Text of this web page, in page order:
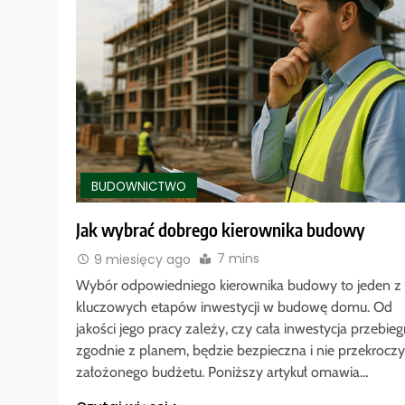
BUDOWNICTWO
Jak wybrać dobrego kierownika budowy
9 miesięcy ago 7 mins
Wybór odpowiedniego kierownika budowy to jeden z
kluczowych etapów inwestycji w budowę domu. Od
jakości jego pracy zależy, czy cała inwestycja
zgodnie z planem, będzie bezpieczna i nie przekroczy
założonego budżetu. Poniższy artykuł omawia…